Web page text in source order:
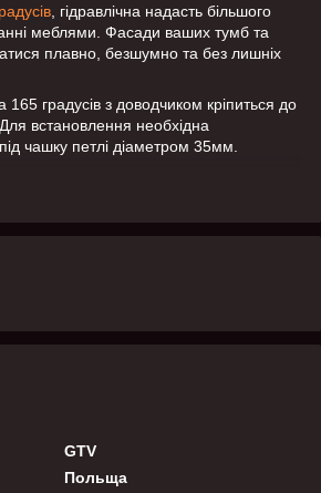
, гідравлічна надасть більшого
меблями. Фасади ваших тумб та
плавно, безшумно та без лишніх
градусів з доводчиком кріпиться до
встановлення необхідна
чашку петлі діаметром 35мм.
GTV
Польща